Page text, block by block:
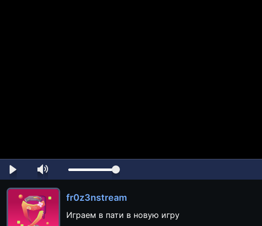
fr0z3nstream
Играем в пати в новую игру